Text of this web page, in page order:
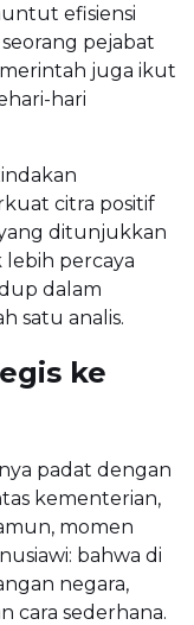
efisiensi
pejabat
juga ikut
hari
citra positif
ditunjukkan
percaya
dalam
satu analis.
ke
padat dengan
kementerian,
momen
bahwa di
negara,
cara sederhana.